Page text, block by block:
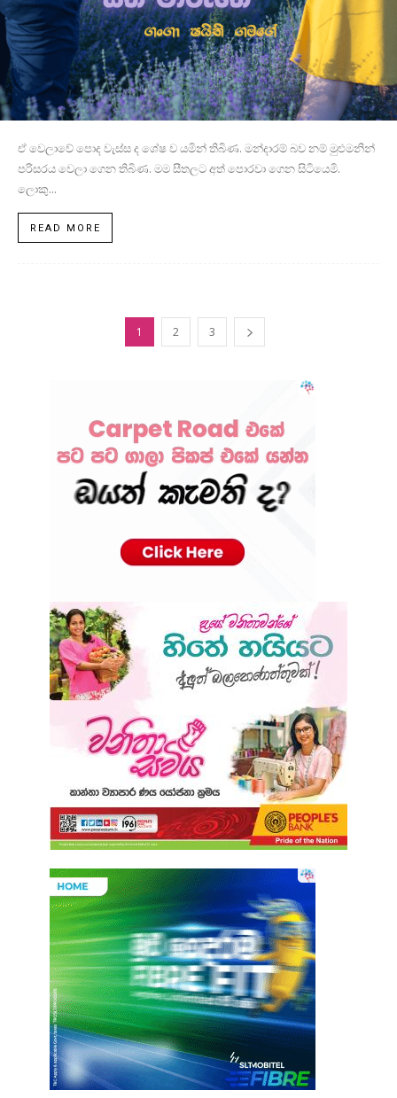
ඒ වෙලාවේ පොද වැස්ස ද ශේෂ ව යමින් තිබිණ. මන්දාරම් බව නම් මුළුමනින්
පරිසරය වෙලා ගෙන තිබිණ. මම සීතලට අත් පොරවා ගෙන සිටියෙමි.
ලොකු...
READ MORE
1 2 3